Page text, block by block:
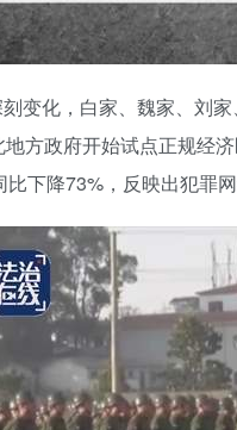
变化，白家、魏家、刘
方政府开始试点正规经
下降73%，反映出犯罪网